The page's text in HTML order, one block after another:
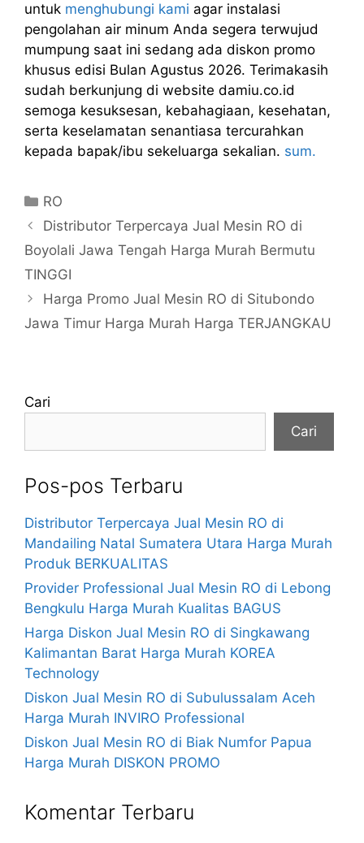
untuk menghubungi kami agar instalasi
pengolahan air minum Anda segera terwujud
mumpung saat ini sedang ada diskon promo
khusus edisi Bulan Agustus 2026. Terimakasih
sudah berkunjung di website damiu.co.id
semoga kesuksesan, kebahagiaan, kesehatan,
serta keselamatan senantiasa tercurahkan
kepada bapak/ibu sekeluarga sekalian. sum.
Kategori
RO
Distributor Terpercaya Jual Mesin RO di
Boyolali Jawa Tengah Harga Murah Bermutu
TINGGI
Harga Promo Jual Mesin RO di Situbondo
Jawa Timur Harga Murah Harga TERJANGKAU
Cari
Cari
Pos-pos Terbaru
Distributor Terpercaya Jual Mesin RO di
Mandailing Natal Sumatera Utara Harga Murah
Produk BERKUALITAS
Provider Professional Jual Mesin RO di Lebong
Bengkulu Harga Murah Kualitas BAGUS
Harga Diskon Jual Mesin RO di Singkawang
Kalimantan Barat Harga Murah KOREA
Technology
Diskon Jual Mesin RO di Subulussalam Aceh
Harga Murah INVIRO Professional
Diskon Jual Mesin RO di Biak Numfor Papua
Harga Murah DISKON PROMO
Komentar Terbaru